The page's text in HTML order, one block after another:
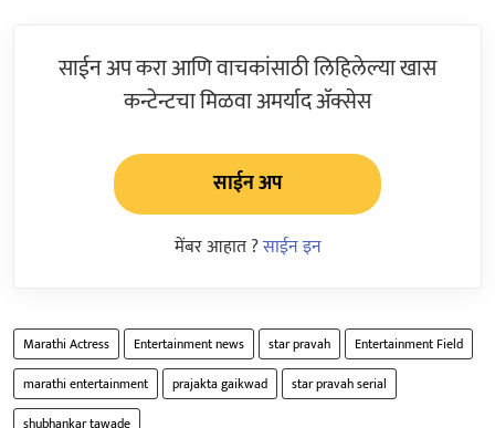
साईन अप करा आणि वाचकांसाठी लिहिलेल्या खास
कन्टेन्टचा मिळवा अमर्याद ॲक्सेस
साईन अप
मेंबर आहात ?साईन इन
Marathi Actress Entertainment news star pravah
Entertainment Field
marathi entertainment
prajakta gaikwad
star pravah serial
shubhankar tawade